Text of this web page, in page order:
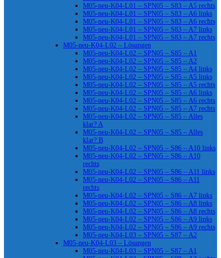
M05-neu-K04-L01 – SPN05 – S83 – A5 rechts
M05-neu-K04-L01 – SPN05 – S83 – A6 links
M05-neu-K04-L01 – SPN05 – S83 – A6 rechts
M05-neu-K04-L01 – SPN05 – S83 – A7 links
M05-neu-K04-L01 – SPN05 – S83 – A7 rechts
M05-neu-K04-L02 – Lösungen
M05-neu-K04-L02 – SPN05 – S85 – A1
M05-neu-K04-L02 – SPN05 – S85 – A2
M05-neu-K04-L02 – SPN05 – S85 – A4 links
M05-neu-K04-L02 – SPN05 – S85 – A5 links
M05-neu-K04-L02 – SPN05 – S85 – A5 rechts
M05-neu-K04-L02 – SPN05 – S85 – A6 links
M05-neu-K04-L02 – SPN05 – S85 – A6 rechts
M05-neu-K04-L02 – SPN05 – S85 – A7 rechts
M05-neu-K04-L02 – SPN05 – S85 – Alles
klar? A
M05-neu-K04-L02 – SPN05 – S85 – Alles
klar? B
M05-neu-K04-L02 – SPN05 – S86 – A10 links
M05-neu-K04-L02 – SPN05 – S86 – A10
rechts
M05-neu-K04-L02 – SPN05 – S86 – A11 links
M05-neu-K04-L02 – SPN05 – S86 – A11
rechts
M05-neu-K04-L02 – SPN05 – S86 – A7 links
M05-neu-K04-L02 – SPN05 – S86 – A8 links
M05-neu-K04-L02 – SPN05 – S86 – A8 rechts
M05-neu-K04-L02 – SPN05 – S86 – A9 links
M05-neu-K04-L02 – SPN05 – S86 – A9 rechts
M05-neu-K04-L03 – SPN05 – S87 – A2
M05-neu-K04-L03 – Lösungen
M05-neu-K04-L03 – SPN05 – S87 – A1